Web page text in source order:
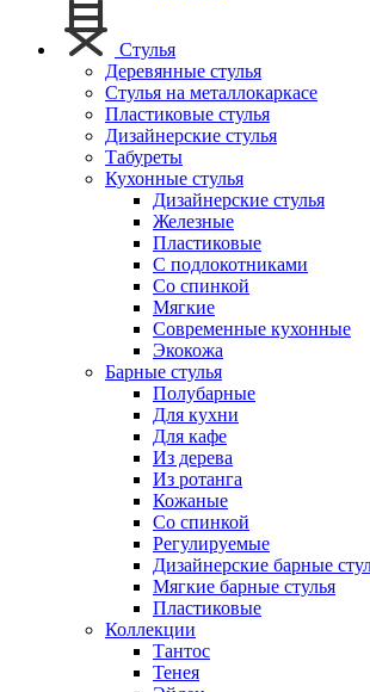
Стулья
Деревянные стулья
Стулья на металлокаркасе
Пластиковые стулья
Дизайнерские стулья
Табуреты
Кухонные стулья
Дизайнерские стулья
Железные
Пластиковые
С подлокотниками
Со спинкой
Мягкие
Современные кухонные
Экокожа
Барные стулья
Полубарные
Для кухни
Для кафе
Из дерева
Из ротанга
Кожаные
Со спинкой
Регулируемые
Дизайнерские барные
Мягкие барные стулья
Пластиковые
Коллекции
Тантос
Тенея